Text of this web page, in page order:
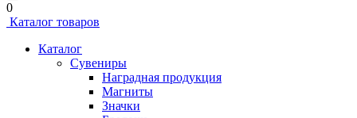
0
Каталог товаров
Каталог
Сувениры
Наградная продукция
Магниты
Значки